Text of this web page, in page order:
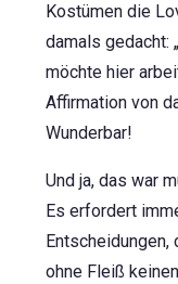
Kostümen die
damals gedacht:
möchte hier
Affirmation von
Wunderbar!
Und ja, das war
Es erfordert
Entscheidungen,
ohne Fleiß